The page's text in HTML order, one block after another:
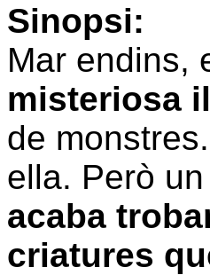
Sinopsi:
Mar endins,
misteriosa
de
ella. Però
acaba
criatures